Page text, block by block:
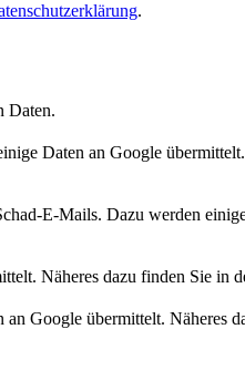
.
Daten.
Daten an Google
E-Mails. Dazu werden
Näheres dazu finden Sie in
Google übermittelt. Näheres